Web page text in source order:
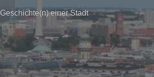
Geschichte(n) einer Stadt